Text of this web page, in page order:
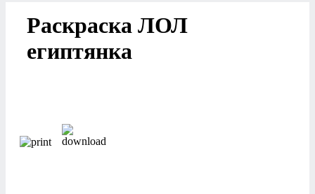
Раскраска ЛОЛ
египтянка